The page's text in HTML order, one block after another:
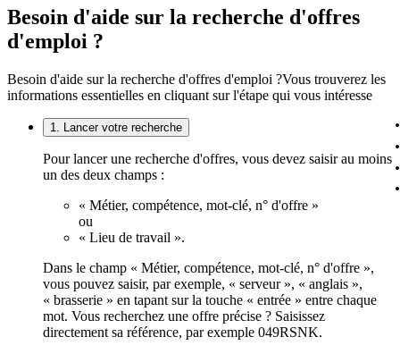
Besoin d'aide sur la recherche d'offres
d'emploi ?
Besoin d'aide sur la recherche d'offres d'emploi ?Vous trouverez les
informations essentielles en cliquant sur l'étape qui vous intéresse
1. Lancer votre recherche
Pour lancer une recherche d'offres, vous devez saisir au moins
un des deux champs :
« Métier, compétence, mot-clé, n° d'offre »
ou
« Lieu de travail ».
Dans le champ « Métier, compétence, mot-clé, n° d'offre »,
vous pouvez saisir, par exemple, « serveur », « anglais »,
« brasserie » en tapant sur la touche « entrée » entre chaque
mot. Vous recherchez une offre précise ? Saisissez
directement sa référence, par exemple 049RSNK.